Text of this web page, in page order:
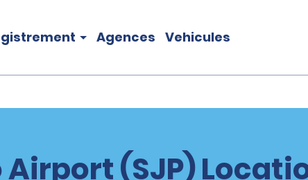
Agences Vehicules
Airport (SJP)